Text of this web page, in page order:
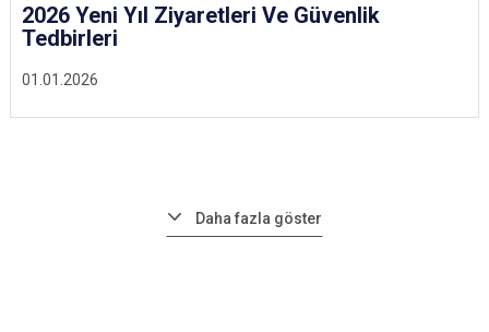
01.01.2026
2026 Yeni Yıl Ziyaretleri Ve Güvenlik
Tedbirleri
Daha fazla göster